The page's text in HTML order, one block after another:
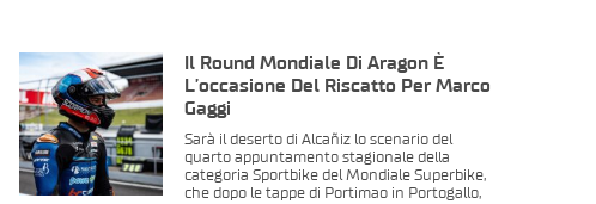
Il Round Mondiale Di Aragon È
L’occasione Del Riscatto Per Marco
Gaggi
Sarà il deserto di Alcañiz lo scenario del
quarto appuntamento stagionale della
categoria Sportbike del Mondiale Superbike,
che dopo le tappe di Portimao in Portogallo,